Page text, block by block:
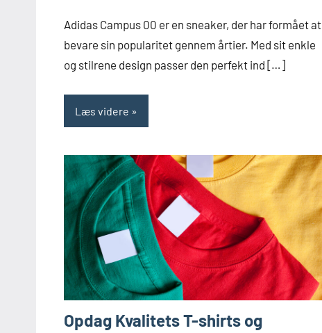
2025
Adidas Campus 00 er en sneaker, der har formået at
bevare sin popularitet gennem årtier. Med sit enkle
og stilrene design passer den perfekt ind […]
Læs videre
Opdag Kvalitets T-shirts og